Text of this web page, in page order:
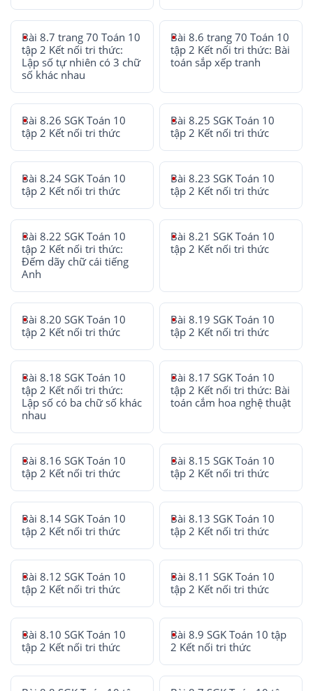
Bài 8.7 trang 70 Toán 10
tập 2 Kết nối tri thức:
Lập số tự nhiên có 3 chữ
số khác nhau
Bài 8.6 trang 70 Toán 10
tập 2 Kết nối tri thức: Bài
toán sắp xếp tranh
Bài 8.26 SGK Toán 10
tập 2 Kết nối tri thức
Bài 8.25 SGK Toán 10
tập 2 Kết nối tri thức
Bài 8.24 SGK Toán 10
tập 2 Kết nối tri thức
Bài 8.23 SGK Toán 10
tập 2 Kết nối tri thức
Bài 8.22 SGK Toán 10
tập 2 Kết nối tri thức:
Đếm dãy chữ cái tiếng
Anh
Bài 8.21 SGK Toán 10
tập 2 Kết nối tri thức
Bài 8.20 SGK Toán 10
tập 2 Kết nối tri thức
Bài 8.19 SGK Toán 10
tập 2 Kết nối tri thức
Bài 8.18 SGK Toán 10
tập 2 Kết nối tri thức:
Lập số có ba chữ số khác
nhau
Bài 8.17 SGK Toán 10
tập 2 Kết nối tri thức: Bài
toán cắm hoa nghệ thuật
Bài 8.16 SGK Toán 10
tập 2 Kết nối tri thức
Bài 8.15 SGK Toán 10
tập 2 Kết nối tri thức
Bài 8.14 SGK Toán 10
tập 2 Kết nối tri thức
Bài 8.13 SGK Toán 10
tập 2 Kết nối tri thức
Bài 8.12 SGK Toán 10
tập 2 Kết nối tri thức
Bài 8.11 SGK Toán 10
tập 2 Kết nối tri thức
Bài 8.10 SGK Toán 10
tập 2 Kết nối tri thức
Bài 8.9 SGK Toán 10 tập
2 Kết nối tri thức